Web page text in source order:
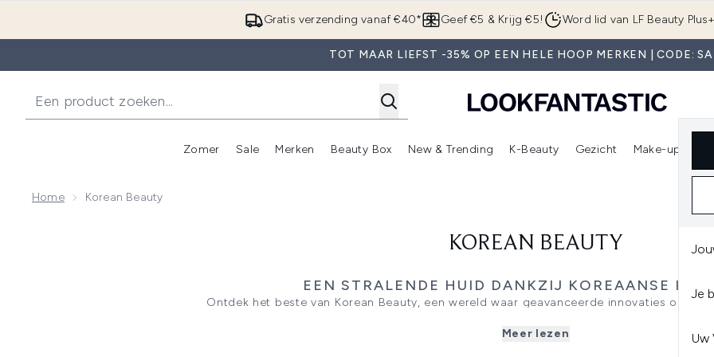
Overslaan naar de hoofdinhoud
Gratis verzending vanaf €40* Geef €5 & Krijg €5! Word lid van LF Beauty Plus+
TOT MAAR LIEFST -35% OP EEN HELE HOOP MERKEN | CODE:
Je
Uw
Zomer
Enter submenu (Zomer)
Sale
Enter submenu (Sale)
Merken
Enter submenu (Merken)
Beauty Box
Enter submenu (Beauty Box)
New & Trending
Enter submenu (New & Trending)
K-Beauty
Enter submenu (K-Beauty)
Gezicht Make-up
Home Korean Beauty
KOREAN BEAUTY
EEN STRALENDE HUID DANKZIJ KOREAANSE
Ontdek het beste van Korean Beauty, een wereld waar geavanceerde innovaties op het
speelse verpakkingen; het levert uitzonderlijke resultaten dankzij geavanceerde
Meer lezen